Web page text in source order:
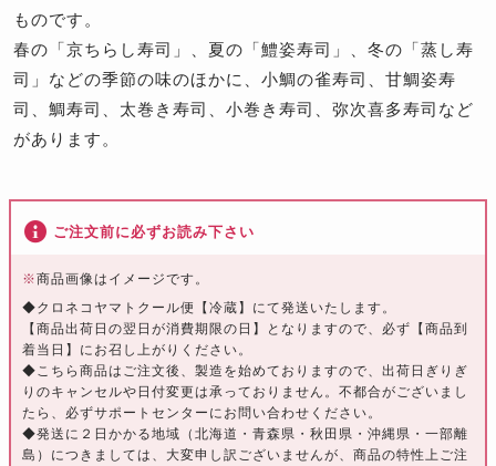
ものです。
春の「京ちらし寿司」、夏の「鱧姿寿司」、冬の「蒸し寿
司」などの季節の味のほかに、小鯛の雀寿司、甘鯛姿寿
司、鯛寿司、太巻き寿司、小巻き寿司、弥次喜多寿司など
があります。
ご注文前に必ずお読み下さい
※商品画像はイメージです。
◆クロネコヤマトクール便【冷蔵】にて発送いたします。
【商品出荷日の翌日が消費期限の日】となりますので、必ず【商品到
着当日】にお召し上がりください。
◆こちら商品はご注文後、製造を始めておりますので、出荷日ぎりぎ
りのキャンセルや日付変更は承っておりません。不都合がございまし
たら、必ずサポートセンターにお問い合わせください。
◆発送に２日かかる地域（北海道・青森県・秋田県・沖縄県・一部離
島）につきましては、大変申し訳ございませんが、商品の特性上ご注